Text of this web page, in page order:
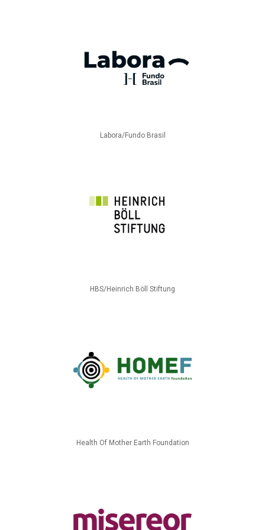
Labora/Fundo Brasil
HBS/Heinrich Böll Stiftung
Health Of Mother Earth Foundation